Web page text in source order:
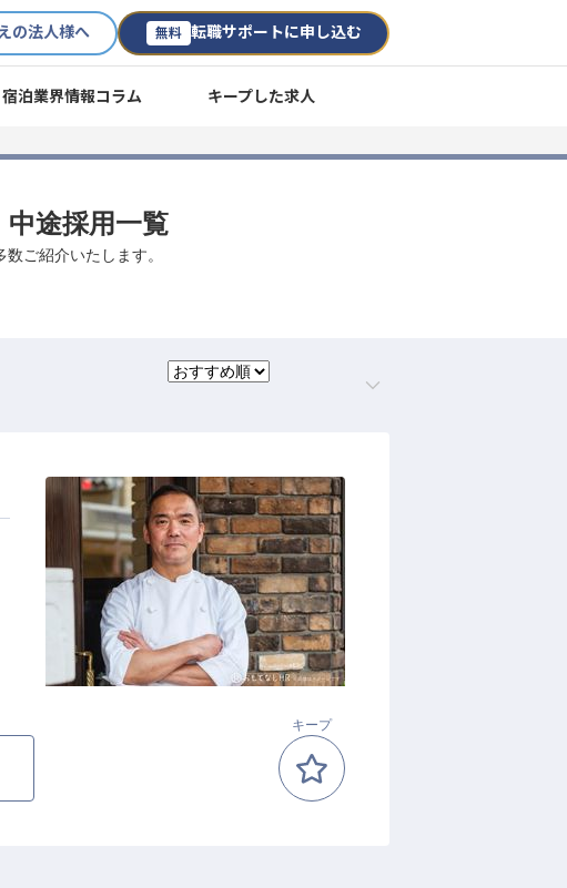
の法人様へ 無料 転職サポートに申し込む
泊業界情報コラム キープした求人
途採用一覧
ご紹介いたします。
キープ